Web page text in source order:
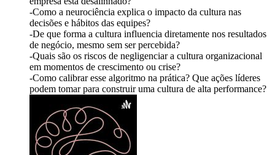
-Como a neurociência explica o impacto da cultura nas
decisões e hábitos das equipes?
-De que forma a cultura influencia diretamente nos resultados
de negócio, mesmo sem ser percebida?
-Quais são os riscos de negligenciar a cultura organizacional
em momentos de crescimento ou crise?
-Como calibrar esse algoritmo na prática? Que ações líderes
podem tomar para construir uma cultura de alta performance?